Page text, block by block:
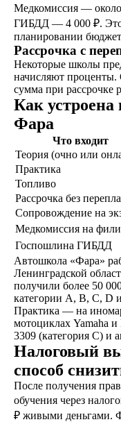
Медкомиссия — около
ГИБДД — 4 000 ₽. Это
планировании
Рассрочка с
Некоторые школы
начисляют
сумма при рассрочке
Как устроена
Фара
Что входит
Теория (очно или
Практика
Топливо
Рассрочка без
Сопровождение на
Медкомиссия на
Госпошлина ГИБДД
Автошкола «Фара»
Ленинградской
получили более 50
категории A, B, C, D
Практика — на
мотоциклах Yamaha
3309 (категория C) и
Налоговый
способ
После получения
обучения через
₽ живыми деньгами.
В
наших
сдаете
и
ОСТАВИТЬ
не
Просто